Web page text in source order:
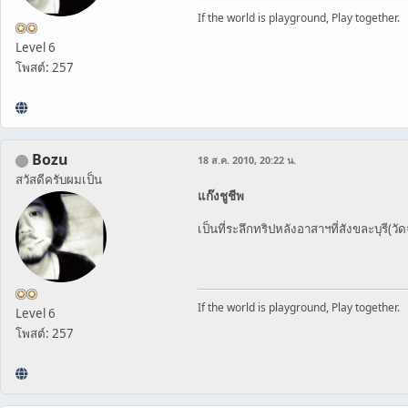
Level 6
โพสต์: 257
If the world is playground, Play together.
Bozu
สวัสดีครับผมเป็น
Level 6
โพสต์: 257
18 ส.ค. 2010, 20:22 น.
แก๊งชูชีพ
เป็นที่ระลึกทริปหลังอาสาฯที่สังขละบุรี(วั
If the world is playground, Play together.